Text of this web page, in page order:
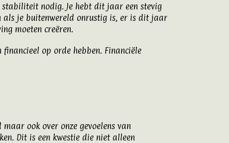
nodig. Je hebt dit jaar een stevig
als je buitenwereld onrustig is, er is dit jaar
moeten creëren.
op orde hebben. Financiële
ook over onze gevoelens van
Dit is een kwestie die niet alleen